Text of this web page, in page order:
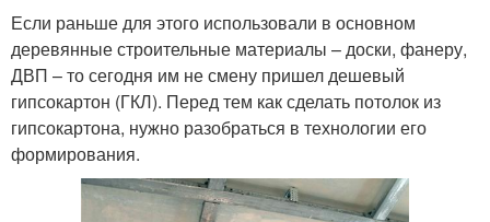
Если раньше для этого использовали в основном
деревянные строительные материалы – доски, фанеру,
ДВП – то сегодня им не смену пришел дешевый
гипсокартон (ГКЛ). Перед тем как сделать потолок из
гипсокартона, нужно разобраться в технологии его
формирования.